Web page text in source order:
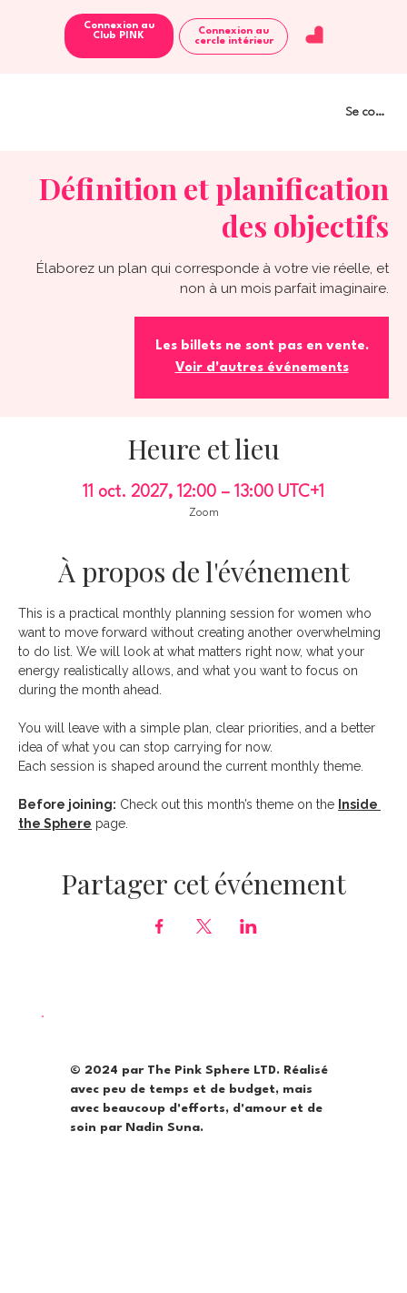
Se
Connexion au
Club PINK
Connexion au
cercle intérieur
Définition et planification
des objectifs
Élaborez un plan qui corresponde à votre vie réelle, et
non à un mois parfait imaginaire.
Les billets ne sont pas en vente.
Voir d'autres événements
Heure et lieu
11 oct. 2027, 12:00 – 13:00 UTC+1
Zoom
À propos de l'événement
This is a practical monthly planning session for women who
want to move forward without creating another overwhelming
to do list. We will look at what matters right now, what your
energy realistically allows, and what you want to focus on
during the month ahead.
You will leave with a simple plan, clear priorities, and a better
idea of what you can stop carrying for now.
Each session is shaped around the current monthly theme.
Before joining: Check out this month’s theme on the Inside
the Sphere page.
Partager cet événement
© 2024 par The Pink Sphere LTD. Réalisé
avec peu de temps et de budget, mais
avec beaucoup d'efforts, d'amour et de
soin par Nadin Suna.